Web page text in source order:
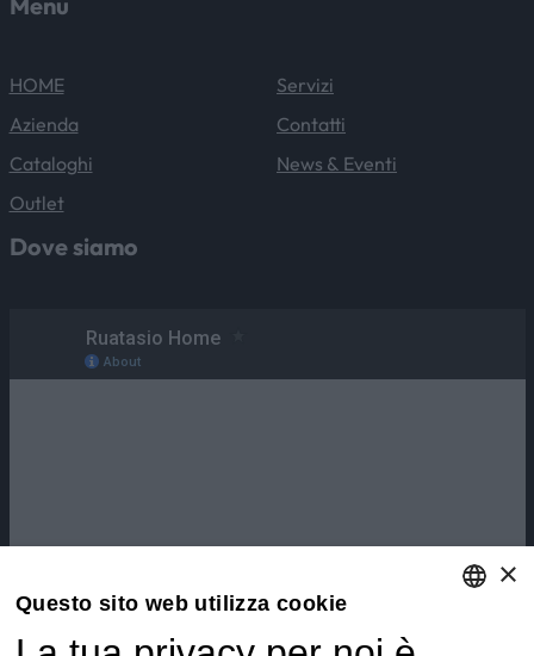
HOME
Azienda
Cataloghi
Outlet
Servizi
Contatti
News & Eventi
Dove siamo
×
Questo sito web utilizza cookie